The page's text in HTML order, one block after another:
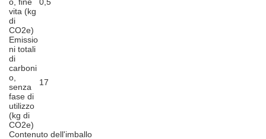
vita (kg
di
CO2e)
Emissio
ni totali
di
carboni
o,
senza
fase di
utilizzo
(kg di
CO2e)
17
Contenuto dell'imballo